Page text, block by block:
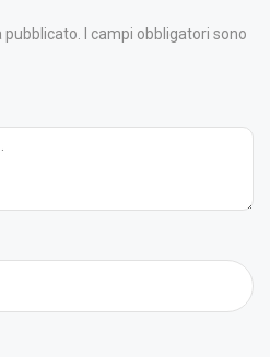
pubblicato. I campi obbligatori sono